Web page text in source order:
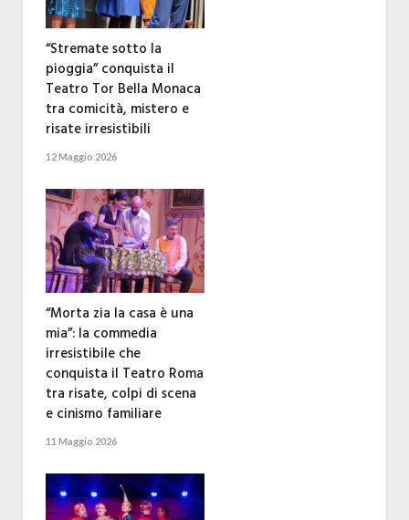
“Stremate sotto la
pioggia” conquista il
Teatro Tor Bella Monaca
tra comicità, mistero e
risate irresistibili
12 Maggio 2026
“Morta zia la casa è una
mia”: la commedia
irresistibile che
conquista il Teatro Roma
tra risate, colpi di scena
e cinismo familiare
11 Maggio 2026